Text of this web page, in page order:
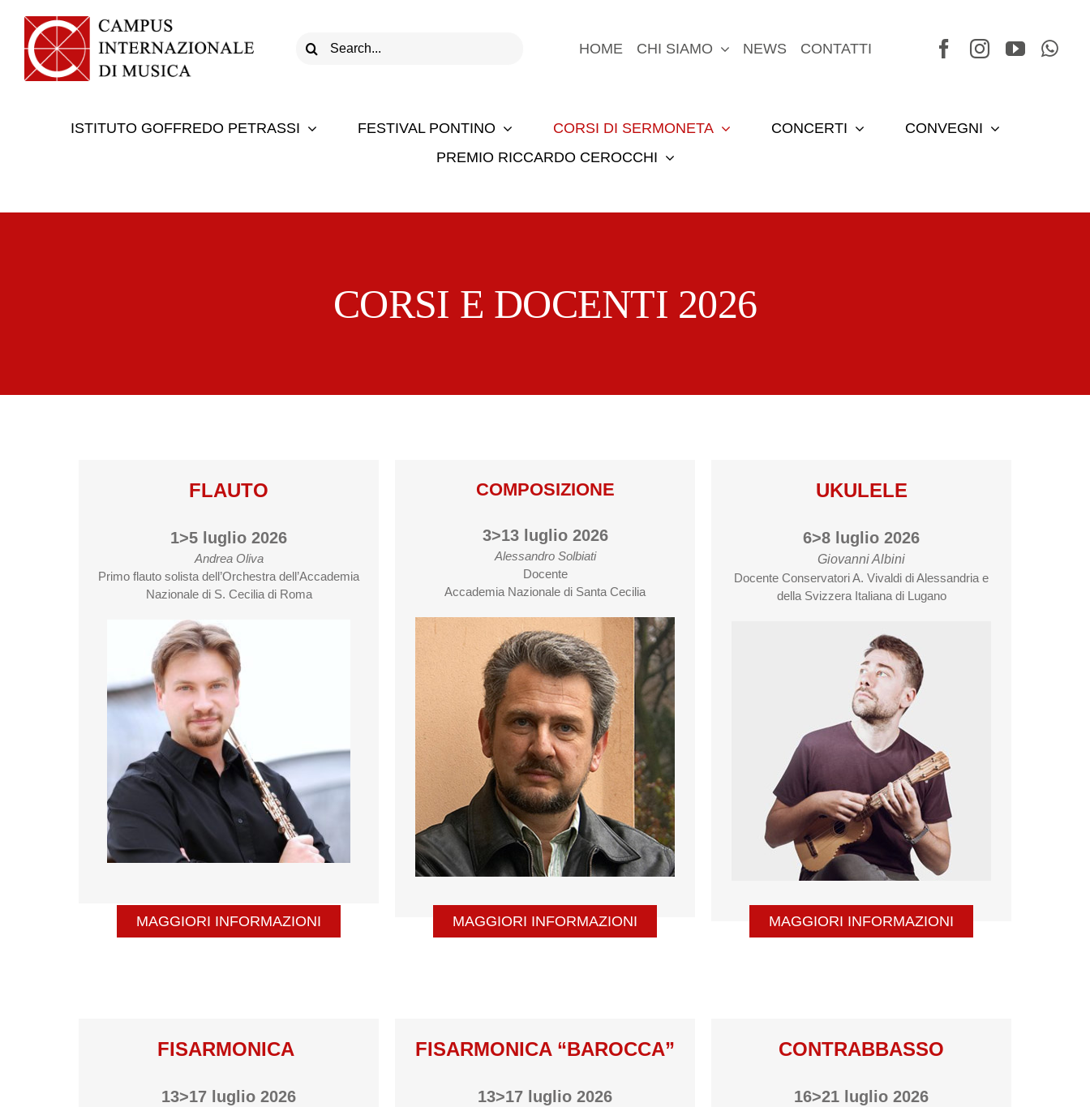
Salta
contenuto
Cerca
HOME CHI SIAMO NEWS CONTATTI
ISTITUTO GOFFREDO PETRASSI FESTIVAL PONTINO CORSI DI SERMONETA CONCERTI
CONVEGNI
PREMIO RICCARDO CEROCCHI
CORSI E DOCENTI 2026
FLAUTO
1>5 luglio 2026
Andrea Oliva
Primo flauto solista dell’Orchestra dell’Accademia
Nazionale di S. Cecilia di Roma
COMPOSIZIONE
3>13 luglio 2026
Alessandro Solbiati
Docente
Accademia Nazionale di Santa Cecilia
UKULELE
6>8 luglio 2026
Giovanni Albini
Docente Conservatori A. Vivaldi di Alessandria e
della Svizzera Italiana di Lugano
MAGGIORI INFORMAZIONI MAGGIORI INFORMAZIONI MAGGIORI INFORMAZIONI
FISARMONICA
13>17 luglio 2026
FISARMONICA “BAROCCA”
13>17 luglio 2026
CONTRABBASSO
16>21 luglio 2026